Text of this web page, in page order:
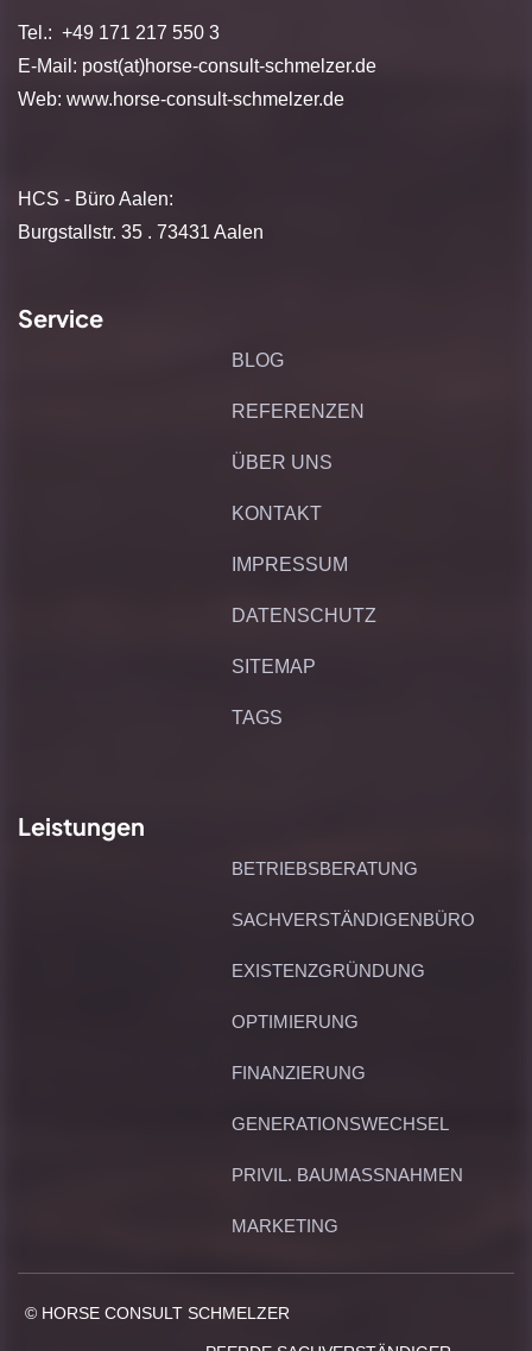
Tel.: +49 171 217 550 3
E-Mail: post(at)horse-consult-schmelzer.de
Web: www.horse-consult-schmelzer.de
HCS - Büro Aalen:
Burgstallstr. 35 . 73431 Aalen
Service
BLOG
REFERENZEN
ÜBER UNS
KONTAKT
IMPRESSUM
DATENSCHUTZ
SITEMAP
TAGS
Leistungen
BETRIEBSBERATUNG
SACHVERSTÄNDIGENBÜRO
EXISTENZGRÜNDUNG
OPTIMIERUNG
FINANZIERUNG
GENERATIONSWECHSEL
PRIVIL. BAUMASSNAHMEN
MARKETING
© HORSE CONSULT SCHMELZER